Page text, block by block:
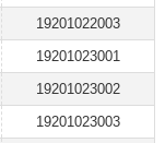
19201022003
19201023001
19201023002
19201023003